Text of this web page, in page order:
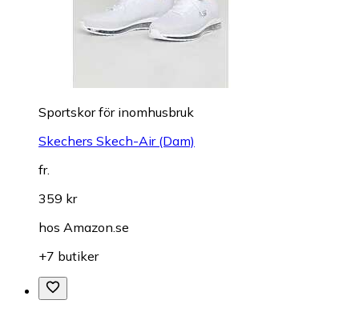
Sportskor för inomhusbruk
Skechers Skech-Air (Dam)
fr.
359 kr
hos Amazon.se
+7 butiker